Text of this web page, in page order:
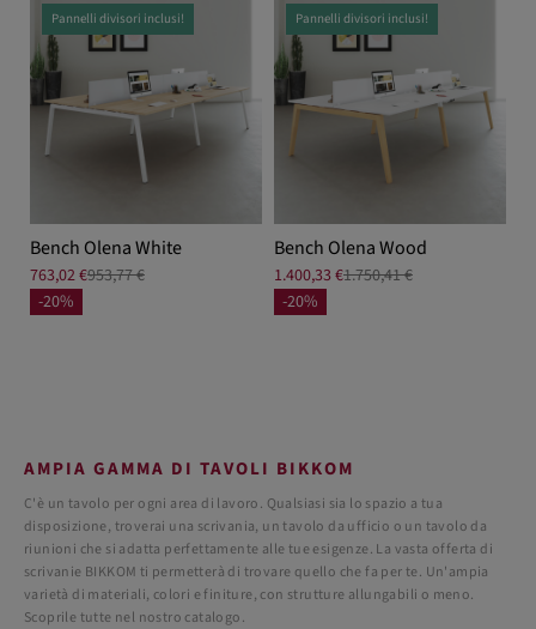
Pannelli divisori inclusi!
Bench Olena White
763,02 €953,77 €
-20%
Pannelli divisori inclusi!
Bench Olena Wood
1.400,33 €1.750,41 €
-20%
AMPIA GAMMA DI TAVOLI BIKKOM
C'è un tavolo per ogni area di lavoro. Qualsiasi sia lo spazio a tua
disposizione, troverai una scrivania, un tavolo da ufficio o un tavolo da
riunioni che si adatta perfettamente alle tue esigenze. La vasta offerta di
scrivanie BIKKOM ti permetterà di trovare quello che fa per te. Un'ampia
varietà di materiali, colori e finiture, con strutture allungabili o meno.
Scoprile tutte nel nostro catalogo.